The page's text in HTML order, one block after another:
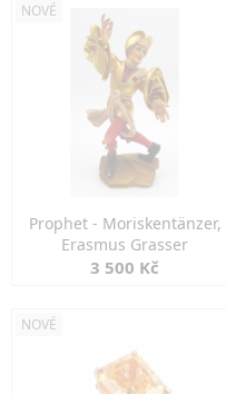
NOVÉ
Prophet - Moriskentänzer,
Erasmus Grasser
3 500 Kč
NOVÉ